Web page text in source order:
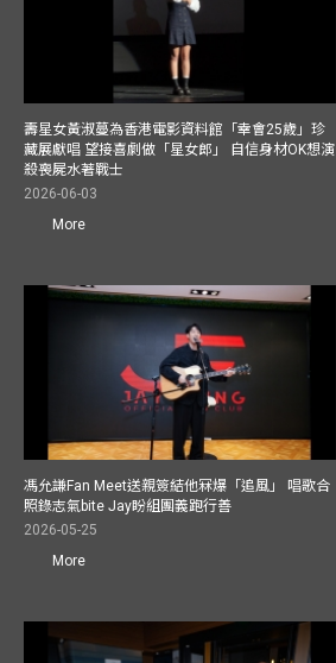
壽星女黃淑蔓為香港電影資料館「幸會25歲」珍
藏展獻唱 望接喜劇做「星女郎」 自信身材OK想演
殺喪屍水著戰士
2026-06-03
More
馮允謙Fan Meet送親簽結他冧爆「追風」 唱歌合
照錄志氣bite Jay盼組團義跑行善
2026-05-25
More